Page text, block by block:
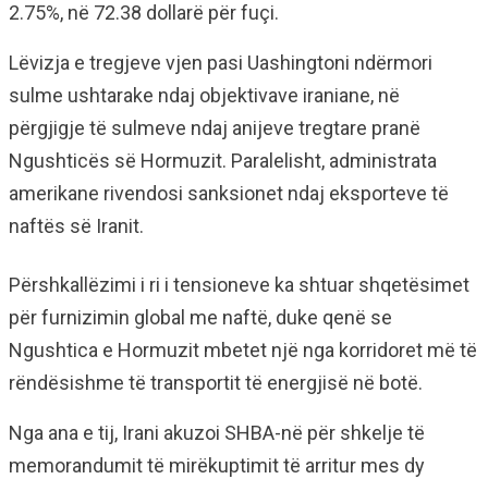
2.75%, në 72.38 dollarë për fuçi.
Lëvizja e tregjeve vjen pasi Uashingtoni ndërmori
sulme ushtarake ndaj objektivave iraniane, në
përgjigje të sulmeve ndaj anijeve tregtare pranë
Ngushticës së Hormuzit. Paralelisht, administrata
amerikane rivendosi sanksionet ndaj eksporteve të
naftës së Iranit.
Përshkallëzimi i ri i tensioneve ka shtuar shqetësimet
për furnizimin global me naftë, duke qenë se
Ngushtica e Hormuzit mbetet një nga korridoret më të
rëndësishme të transportit të energjisë në botë.
Nga ana e tij, Irani akuzoi SHBA-në për shkelje të
memorandumit të mirëkuptimit të arritur mes dy